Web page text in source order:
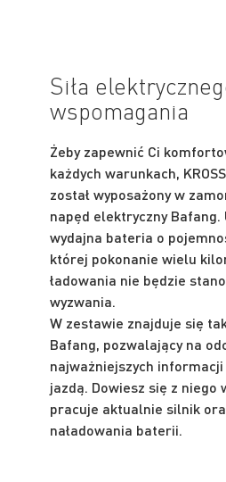
Siła
wspomagania
Żeby zapewnić Ci
każdych warunkach,
został wyposażony w
napęd elektryczny Bafang.
wydajna bateria o
której pokonanie wielu
ładowania nie będzie
wyzwania.
W zestawie znajduje się
Bafang, pozwalający na
najważniejszych informacji
jazdą. Dowiesz się z niego
pracuje aktualnie silnik
naładowania baterii.